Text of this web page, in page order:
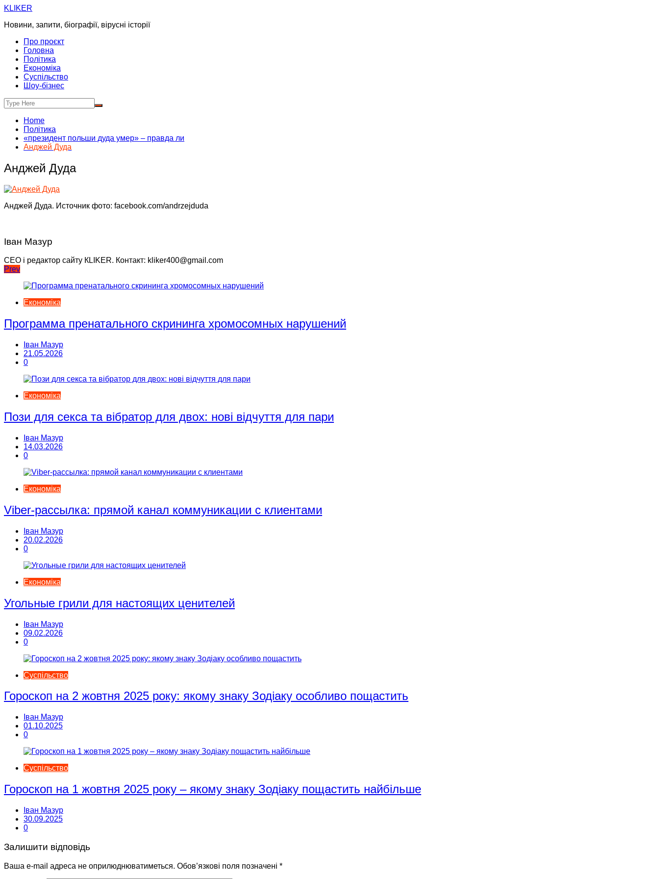
Skip
content
KLIKER
Новини, запити, біографії, вірусні історії
Про проєкт
Головна
Політика
Економіка
Суспільство
Шоу-бізнес
Home
Політика
«президент польши дуда умер» – правда ли
Анджей Дуда
Анджей Дуда
Анджей Дуда. Источник фото: facebook.com/andrzejduda
Іван Мазур
CEO і редактор сайту КLIKER. Контакт: kliker400@gmail.com
Навігація
записів
Prev
Економіка
Программа пренатального скрининга хромосомных нарушений
Іван Мазур
21.05.2026
0
Економіка
Пози для секса та вібратор для двох: нові відчуття для пари
Іван Мазур
14.03.2026
0
Економіка
Viber-рассылка: прямой канал коммуникации с клиентами
Іван Мазур
20.02.2026
0
Економіка
Угольные грили для настоящих ценителей
Іван Мазур
09.02.2026
0
Суспільство
Гороскоп на 2 жовтня 2025 року: якому знаку Зодіаку особливо пощастить
Іван Мазур
01.10.2025
0
Суспільство
Гороскоп на 1 жовтня 2025 року – якому знаку Зодіаку пощастить найбільше
Іван Мазур
30.09.2025
0
Залишити відповідь
Ваша e-mail адреса не оприлюднюватиметься. Обов’язкові поля позначені *